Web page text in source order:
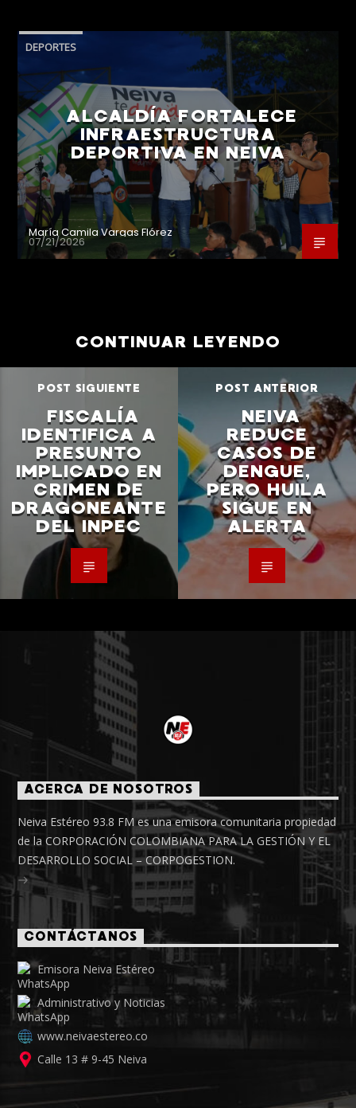
DEPORTES
ALCALDÍA FORTALECE
INFRAESTRUCTURA
DEPORTIVA EN NEIVA
María Camila Vargas Flórez
07/21/2026
CONTINUAR LEYENDO
POST SIGUIENTE
FISCALÍA
IDENTIFICA A
PRESUNTO
IMPLICADO EN
CRIMEN DE
DRAGONEANTE
DEL INPEC
POST ANTERIOR
NEIVA
REDUCE
CASOS DE
DENGUE,
PERO HUILA
SIGUE EN
ALERTA
ACERCA DE NOSOTROS
Neiva Estéreo 93.8 FM es una emisora comunitaria propiedad
de la CORPORACIÓN COLOMBIANA PARA LA GESTIÓN Y EL
DESARROLLO SOCIAL – CORPOGESTION.
CONTÁCTANOS
Emisora Neiva Estéreo
Administrativo y Noticias
www.neivaestereo.co
Calle 13 # 9-45 Neiva